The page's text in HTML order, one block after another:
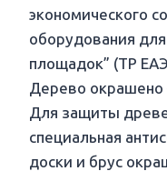
экономического
оборудования
площадок” (ТР
Дерево окрашено
Для защиты
специальная
доски и брус